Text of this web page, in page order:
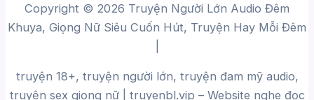
Copyright © 2026 Truyện Người Lớn Audio Đêm
Khuya, Giọng Nữ Siêu Cuốn Hút, Truyện Hay Mỗi Đêm
truyện 18+, truyện người lớn, truyện đam mỹ audio,
truyện sex giọng nữ | truyenbl.vip – Website nghe đọc